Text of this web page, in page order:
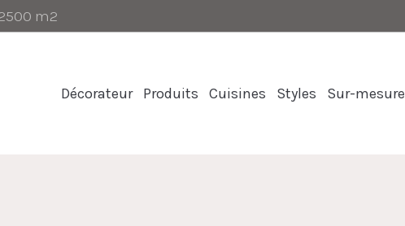
m2
Décorateur Produits Cuisines Styles Sur-mesure